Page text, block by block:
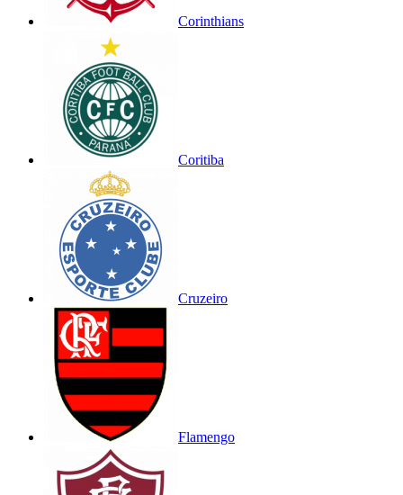
Corinthians
Coritiba
Cruzeiro
Flamengo